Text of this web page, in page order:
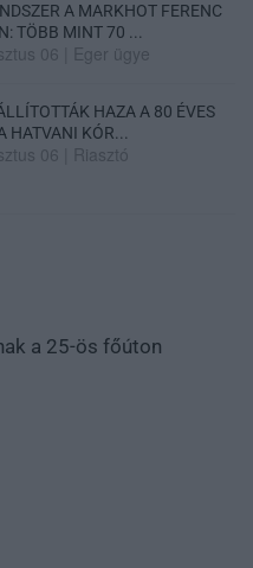
A MARKHOT FERENC
TÖBB MINT 70 ...
06 Eger ügye
HAZA A 80 ÉVES
HATVANI KÓR...
06 Riasztó
a 25-ös főúton